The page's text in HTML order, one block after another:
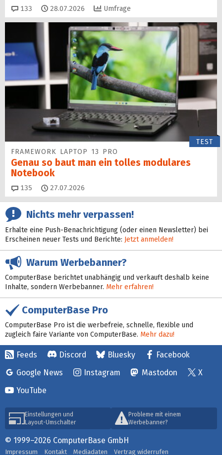
133 Kommentare
28.07.2026 Umfrage
TEST
FRAMEWORK LAPTOP 13 PRO
Genau so baut man ein tolles modulares
Notebook
135 Kommentare
27.07.2026
Nichts mehr verpassen!
Erhalte eine Push-Benachrichtigung (oder einen Newsletter) bei
Erscheinen neuer Tests und Berichte: Jetzt anmelden!
Warum Werbebanner?
ComputerBase berichtet unabhängig und verkauft deshalb keine
Inhalte, sondern Werbebanner. Mehr erfahren!
ComputerBase Pro
ComputerBase Pro ist die werbefreie, schnelle, flexible und
zugleich faire Variante von ComputerBase. Mehr dazu!
Feeds Discord Bluesky
Facebook
Google News
Instagram Mastodon
X
YouTube
Einstellungen und
Layout-Umschalter
Probleme mit einem
Werbebanner?
© 1999–2026 ComputerBase GmbH
Impressum Kontakt Mediadaten Vertrag widerrufen